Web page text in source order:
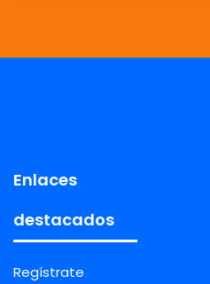
Enlaces
destacados
Regístrate